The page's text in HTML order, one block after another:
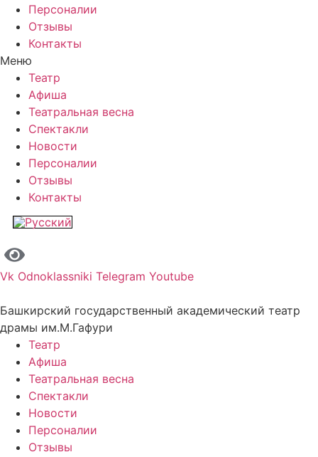
Персоналии
Отзывы
Контакты
Меню
Театр
Афиша
Театральная весна
Спектакли
Новости
Персоналии
Отзывы
Контакты
Vk Odnoklassniki Telegram Youtube
Башкирский государственный академический театр
драмы им.М.Гафури
Театр
Афиша
Театральная весна
Спектакли
Новости
Персоналии
Отзывы